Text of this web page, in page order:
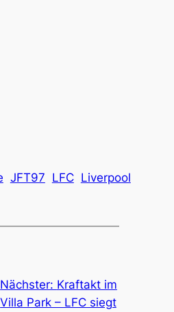
JFT97 LFC Liverpool
Nächster: Kraftakt im
Villa Park – LFC siegt